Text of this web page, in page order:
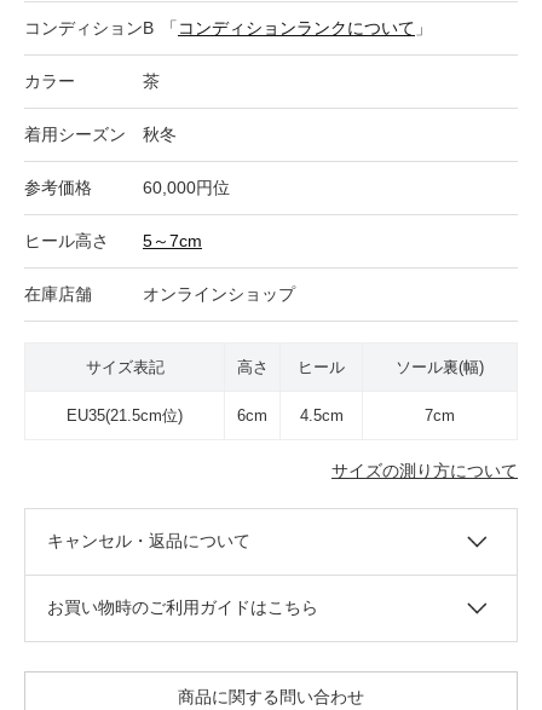
コンディションB 「 コンディションランクについて 」
カラー 茶
着用シーズン 秋冬
参考価格 60,000円位
ヒール高さ 5～7cm
在庫店舗 オンラインショップ
サイズ表記 高さ ヒール ソール裏(幅)
EU35(21.5cm位) 6cm 4.5cm 7cm
サイズの測り方について
キャンセル・返品について
お買い物時のご利用ガイドはこちら
商品に関する問い合わせ